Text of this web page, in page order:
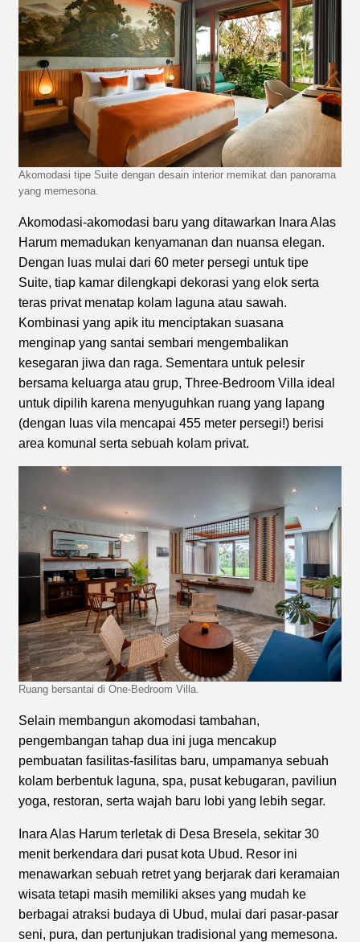
Akomodasi tipe Suite dengan desain interior memikat dan panorama
yang memesona.
Akomodasi-akomodasi baru yang ditawarkan Inara Alas
Harum memadukan kenyamanan dan nuansa elegan.
Dengan luas mulai dari 60 meter persegi untuk tipe
Suite, tiap kamar dilengkapi dekorasi yang elok serta
teras privat menatap kolam laguna atau sawah.
Kombinasi yang apik itu menciptakan suasana
menginap yang santai sembari mengembalikan
kesegaran jiwa dan raga. Sementara untuk pelesir
bersama keluarga atau grup, Three-Bedroom Villa ideal
untuk dipilih karena menyuguhkan ruang yang lapang
(dengan luas vila mencapai 455 meter persegi!) berisi
area komunal serta sebuah kolam privat.
Ruang bersantai di One-Bedroom Villa.
Selain membangun akomodasi tambahan,
pengembangan tahap dua ini juga mencakup
pembuatan fasilitas-fasilitas baru, umpamanya sebuah
kolam berbentuk laguna, spa, pusat kebugaran, paviliun
yoga, restoran, serta wajah baru lobi yang lebih segar.
Inara Alas Harum terletak di Desa Bresela, sekitar 30
menit berkendara dari pusat kota Ubud. Resor ini
menawarkan sebuah retret yang berjarak dari keramaian
wisata tetapi masih memiliki akses yang mudah ke
berbagai atraksi budaya di Ubud, mulai dari pasar-pasar
seni, pura, dan pertunjukan tradisional yang memesona.